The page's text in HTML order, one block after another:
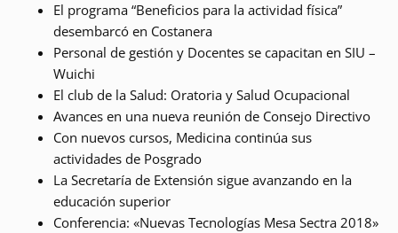
El programa “Beneficios para la actividad física”
desembarcó en Costanera
Personal de gestión y Docentes se capacitan en SIU –
Wuichi
El club de la Salud: Oratoria y Salud Ocupacional
Avances en una nueva reunión de Consejo Directivo
Con nuevos cursos, Medicina continúa sus
actividades de Posgrado
La Secretaría de Extensión sigue avanzando en la
educación superior
Conferencia: «Nuevas Tecnologías Mesa Sectra 2018»